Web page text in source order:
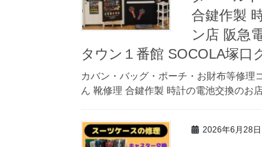
合鍵作製
ン店 阪急
タウン１番館 SOCOLA塚口
カバン・バッグ・ポーチ・お財布等修理
ん 靴修理 合鍵作製 時計の電池交換のお
2026年6月28日